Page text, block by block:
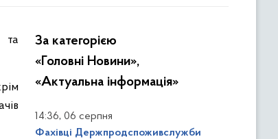
За категорією
«Головні Новини»,
«Актуальна інформація»
14:36, 06 серпня
Фахівці Держпродспоживслужби